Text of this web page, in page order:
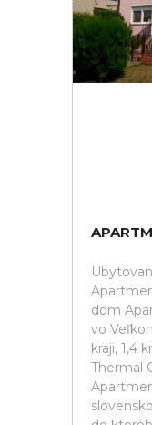
dom
vo
kraji, 1,4
Thermal